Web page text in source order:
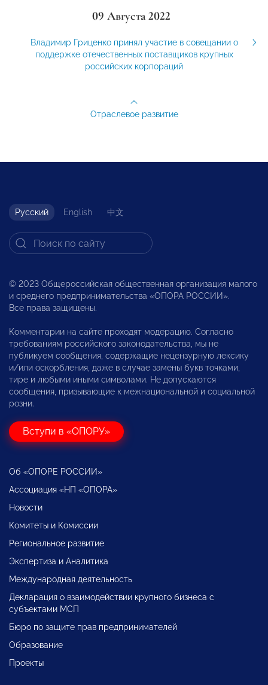
09 Августа 2022
Владимир Гриценко принял участие в совещании о
поддержке отечественных поставщиков крупных
российских корпораций
Отраслевое развитие
Русский English 中文
© 2023 Общероссийская общественная организация малого
и среднего предпринимательства «ОПОРА РОССИИ».
Все права защищены.
Комментарии на сайте проходят модерацию. Согласно
требованиям российского законодательства, мы не
публикуем сообщения, содержащие нецензурную лексику
и/или оскорбления, даже в случае замены букв точками,
тире и любыми иными символами. Не допускаются
сообщения, призывающие к межнациональной и социальной
розни.
Вступи в «ОПОРУ»
Об «ОПОРЕ РОССИИ»
Ассоциация «НП «ОПОРА»
Новости
Комитеты и Комиссии
Региональное развитие
Экспертиза и Аналитика
Международная деятельность
Декларация о взаимодействии крупного бизнеса с
субъектами МСП
Бюро по защите прав предпринимателей
Образование
Проекты